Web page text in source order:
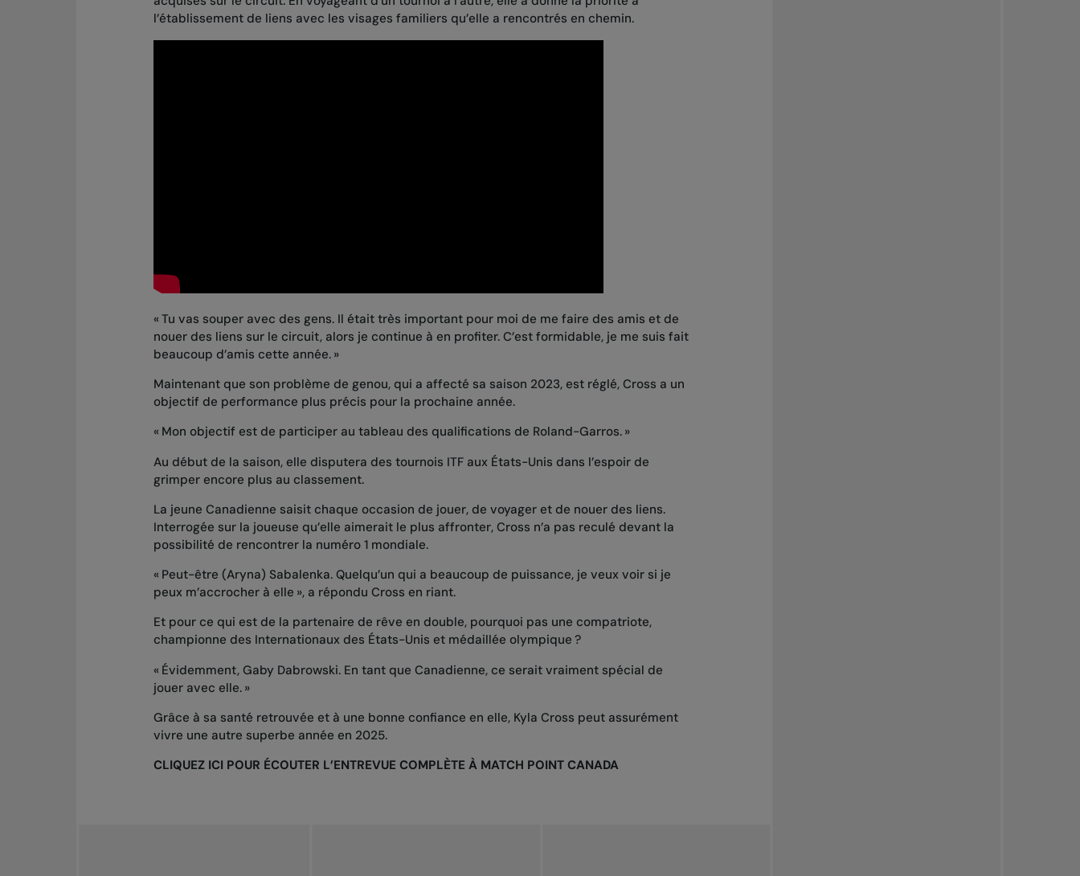
l’établissement de liens avec les visages familiers qu’elle a rencontrés en chemin.
« Tu vas souper avec des gens. Il était très important pour moi de me faire des amis et de
nouer des liens sur le circuit, alors je continue à en profiter. C’est formidable, je me suis fait
beaucoup d’amis cette année. »
Maintenant que son problème de genou, qui a affecté sa saison 2023, est réglé, Cross a un
objectif de performance plus précis pour la prochaine année.
« Mon objectif est de participer au tableau des qualifications de Roland-Garros. »
Au début de la saison, elle disputera des tournois ITF aux États-Unis dans l’espoir de
grimper encore plus au classement.
La jeune Canadienne saisit chaque occasion de jouer, de voyager et de nouer des liens.
Interrogée sur la joueuse qu’elle aimerait le plus affronter, Cross n’a pas reculé devant la
possibilité de rencontrer la numéro 1 mondiale.
« Peut-être (Aryna) Sabalenka. Quelqu’un qui a beaucoup de puissance, je veux voir si je
peux m’accrocher à elle », a répondu Cross en riant.
Et pour ce qui est de la partenaire de rêve en double, pourquoi pas une compatriote,
championne des Internationaux des États-Unis et médaillée olympique ?
« Évidemment, Gaby Dabrowski. En tant que Canadienne, ce serait vraiment spécial de
jouer avec elle. »
Grâce à sa santé retrouvée et à une bonne confiance en elle, Kyla Cross peut assurément
vivre une autre superbe année en 2025.
CLIQUEZ ICI POUR ÉCOUTER L’ENTREVUE COMPLÈTE À MATCH POINT CANADA